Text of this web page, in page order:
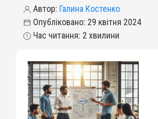
Автор: Галина Костенко
Опубліковано: 29 квітня 2024
Час читання: 2 хвилини